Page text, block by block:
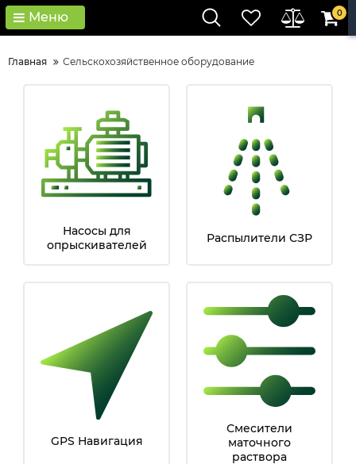
Меню 0
Главная Сельскохозяйственное оборудование
Насосы для
опрыскивателей
Распылители СЗР
GPS Навигация
Смесители
маточного
раствора